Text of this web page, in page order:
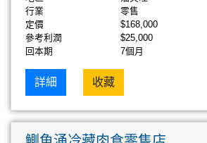
行業
零售
定價
$168,000
參考利潤
$25,000
回本期
7個月
詳細 收藏